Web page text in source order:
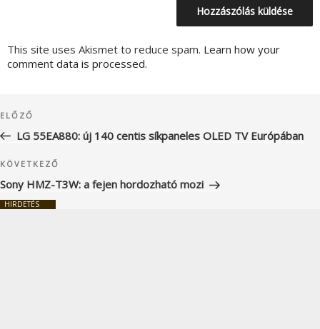
This site uses Akismet to reduce spam. Learn how your
comment data is processed.
navigáció
Korábbi
bejegyzés
ELŐZŐ
LG 55EA880: új 140 centis síkpaneles OLED TV Európában
Következő
bejegyzés
KÖVETKEZŐ
Sony HMZ-T3W: a fejen hordozható mozi
HIRDETÉS